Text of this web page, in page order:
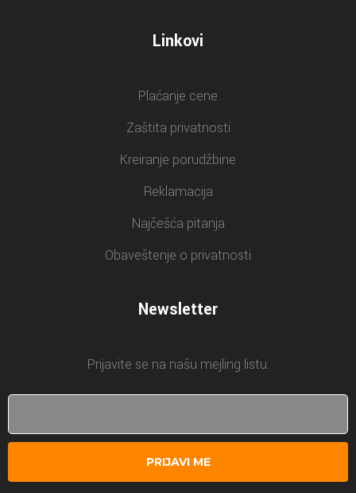
Linkovi
Plaćanje cene
Zaštita privatnosti
Kreiranje porudžbine
Reklamacija
Najčešća pitanja
Obaveštenje o privatnosti
Newsletter
Prijavite se na našu mejling listu.
PRIJAVI ME